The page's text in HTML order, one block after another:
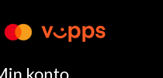
b
o
g
konto